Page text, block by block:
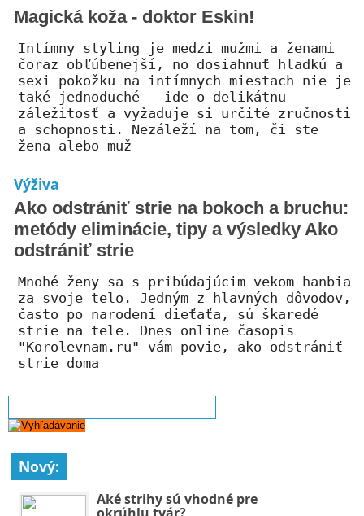
Magická koža - doktor Eskin!
Intímny styling je medzi mužmi a ženami
čoraz obľúbenejší, no dosiahnuť hladkú a
sexi pokožku na intímnych miestach nie je
také jednoduché – ide o delikátnu
záležitosť a vyžaduje si určité zručnosti
a schopnosti. Nezáleží na tom, či ste
žena alebo muž
Výživa
Ako odstrániť strie na bokoch a bruchu:
metódy eliminácie, tipy a výsledky Ako
odstrániť strie
Mnohé ženy sa s pribúdajúcim vekom hanbia
za svoje telo. Jedným z hlavných dôvodov,
často po narodení dieťaťa, sú škaredé
strie na tele. Dnes online časopis
"Korolevnam.ru" vám povie, ako odstrániť
strie doma
Nový:
Aké strihy sú vhodné pre